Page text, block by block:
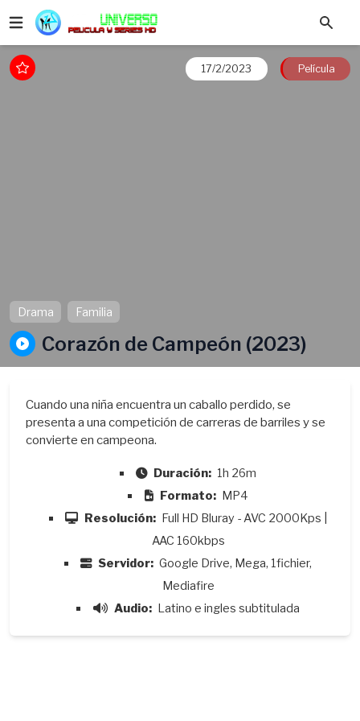
17/2/2023 Película
Drama Familia
Corazón de Campeón (2023)
Cuando una niña encuentra un caballo perdido, se
presenta a una competición de carreras de barriles y se
convierte en campeona.
Duración: 1h 26m
Formato: MP4
Resolución: Full HD Bluray - AVC 2000Kps |
AAC 160kbps
Servidor: Google Drive, Mega, 1fichier,
Mediafire
Audio: Latino e ingles subtitulada